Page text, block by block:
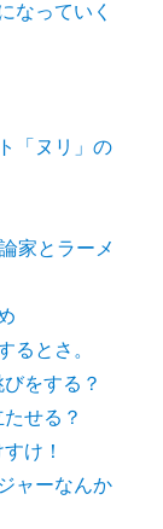
なっていく
「ヌリ」の
家とラーメ
るとさ。
をする？
せる？
け！
ャーなんか